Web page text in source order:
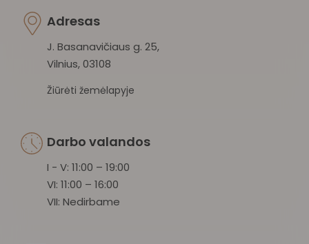
Adresas
J. Basanavičiaus g. 25,
Vilnius, 03108
Žiūrėti žemėlapyje
Darbo valandos
I - V: 11:00 – 19:00
VI: 11:00 – 16:00
VII: Nedirbame